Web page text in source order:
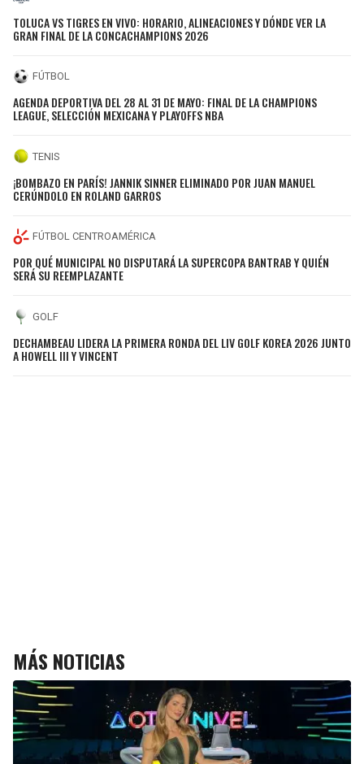
TOLUCA VS TIGRES EN VIVO: HORARIO, ALINEACIONES Y DÓNDE VER LA
GRAN FINAL DE LA CONCACHAMPIONS 2026
FÚTBOL
AGENDA DEPORTIVA DEL 28 AL 31 DE MAYO: FINAL DE LA CHAMPIONS
LEAGUE, SELECCIÓN MEXICANA Y PLAYOFFS NBA
TENIS
¡BOMBAZO EN PARÍS! JANNIK SINNER ELIMINADO POR JUAN MANUEL
CERÚNDOLO EN ROLAND GARROS
FÚTBOL CENTROAMÉRICA
POR QUÉ MUNICIPAL NO DISPUTARÁ LA SUPERCOPA BANTRAB Y QUIÉN
SERÁ SU REEMPLAZANTE
GOLF
DECHAMBEAU LIDERA LA PRIMERA RONDA DEL LIV GOLF KOREA 2026 JUNTO
A HOWELL III Y VINCENT
MÁS NOTICIAS